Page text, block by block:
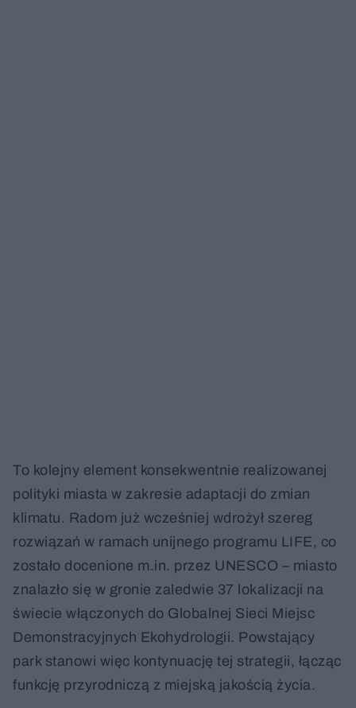
To kolejny element konsekwentnie realizowanej
polityki miasta w zakresie adaptacji do zmian
klimatu. Radom już wcześniej wdrożył szereg
rozwiązań w ramach unijnego programu LIFE, co
zostało docenione m.in. przez UNESCO – miasto
znalazło się w gronie zaledwie 37 lokalizacji na
świecie włączonych do Globalnej Sieci Miejsc
Demonstracyjnych Ekohydrologii. Powstający
park stanowi więc kontynuację tej strategii, łącząc
funkcję przyrodniczą z miejską jakością życia.